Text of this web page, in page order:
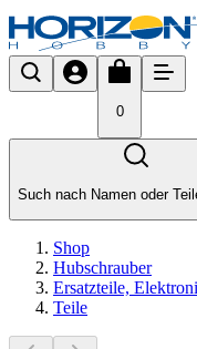
0
Such nach Namen oder
Shop
Hubschrauber
Ersatzteile,
Teile